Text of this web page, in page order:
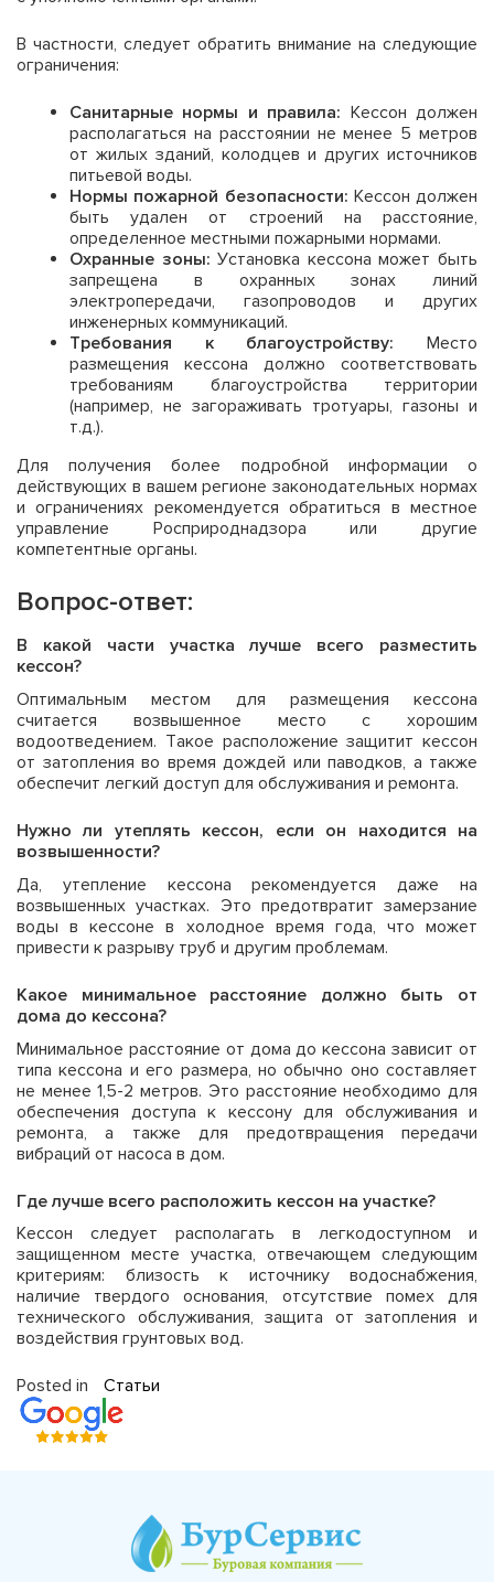
В частности, следует обратить внимание на следующие
ограничения:
Санитарные нормы и правила: Кессон должен
располагаться на расстоянии не менее 5 метров
от жилых зданий, колодцев и других источников
питьевой воды.
Нормы пожарной безопасности: Кессон должен
быть удален от строений на расстояние,
определенное местными пожарными нормами.
Охранные зоны: Установка кессона может быть
запрещена в охранных зонах линий
электропередачи, газопроводов и других
инженерных коммуникаций.
Требования к благоустройству: Место
размещения кессона должно соответствовать
требованиям благоустройства территории
(например, не загораживать тротуары, газоны и
т.д.).
Для получения более подробной информации о
действующих в вашем регионе законодательных нормах
и ограничениях рекомендуется обратиться в местное
управление Росприроднадзора или другие
компетентные органы.
Вопрос-ответ:
В какой части участка лучше всего разместить
кессон?
Оптимальным местом для размещения кессона
считается возвышенное место с хорошим
водоотведением. Такое расположение защитит кессон
от затопления во время дождей или паводков, а также
обеспечит легкий доступ для обслуживания и ремонта.
Нужно ли утеплять кессон, если он находится на
возвышенности?
Да, утепление кессона рекомендуется даже на
возвышенных участках. Это предотвратит замерзание
воды в кессоне в холодное время года, что может
привести к разрыву труб и другим проблемам.
Какое минимальное расстояние должно быть от
дома до кессона?
Минимальное расстояние от дома до кессона зависит от
типа кессона и его размера, но обычно оно составляет
не менее 1,5-2 метров. Это расстояние необходимо для
обеспечения доступа к кессону для обслуживания и
ремонта, а также для предотвращения передачи
вибраций от насоса в дом.
Где лучше всего расположить кессон на участке?
Кессон следует располагать в легкодоступном и
защищенном месте участка, отвечающем следующим
критериям: близость к источнику водоснабжения,
наличие твердого основания, отсутствие помех для
технического обслуживания, защита от затопления и
воздействия грунтовых вод.
Posted in Статьи